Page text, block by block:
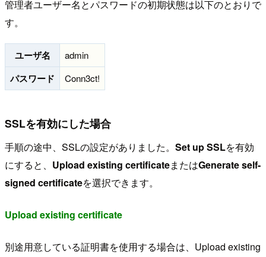
管理者ユーザー名とパスワードの初期状態は以下のとおりで
す。
ユーザ名 admin
パスワード Conn3ct!
SSLを有効にした場合
手順の途中、SSLの設定がありました。 Set up SSLを有効
にすると、 Upload existing certificateまたはGenerate self-
signed certificateを選択できます。
Upload existing certificate
別途用意している証明書を使用する場合は、Upload existing